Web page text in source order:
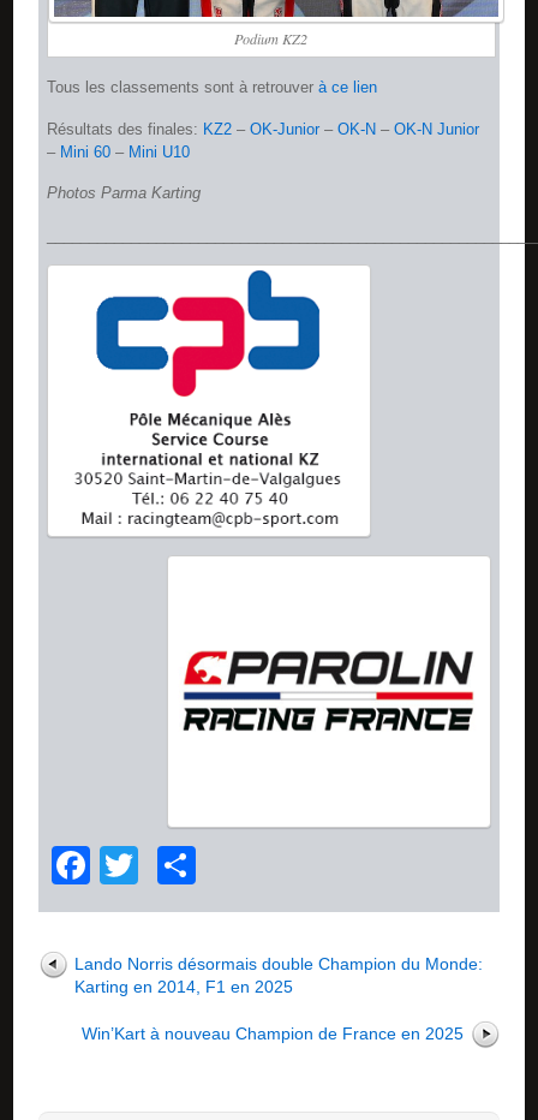
Podium KZ2
Tous les classements sont à retrouverà ce lien
Résultats des finales: KZ2 –OK-Junior –OK-N –OK-N Junior
– Mini 60 – Mini U10
Photos Parma Karting
Facebook
Twitter
Lando Norris désormais double Champion du Monde:
Karting en 2014, F1 en 2025
Win’Kart à nouveau Champion de France en 2025